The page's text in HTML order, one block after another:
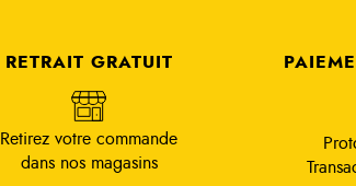
RETRAIT GRATUIT
Retirez votre commande
dans nos magasins